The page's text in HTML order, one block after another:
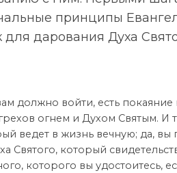
принципы
дарования Духа
должно войти, есть
огнем и Духом Святым. И
ведет в жизнь вечную; да, вы
Святого, который
которого вы удостоитесь,